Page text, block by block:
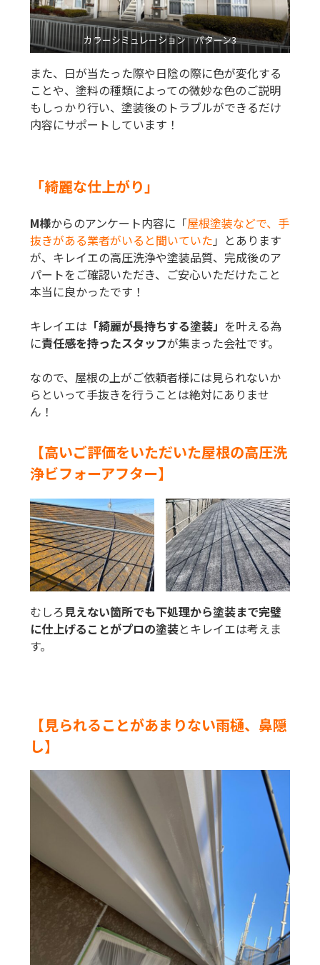
カラーシミュレーション パターン3
また、日が当たった際や日陰の際に色が変化する
ことや、塗料の種類によっての微妙な色のご説明
もしっかり行い、塗装後のトラブルができるだけ
内容にサポートしています！
「綺麗な仕上がり 」
M様からのアンケート内容に「屋根塗装などで、手
抜きがある業者がいると聞いていた 」とあります
が、キレイエの高圧洗浄や塗装品質、完成後のア
パートをご確認いただき、ご安心いただけたこと
本当に良かったです！
キレイエは 「綺麗が長持ちする塗装」 を叶える為
に責任感を持ったスタッフが集まった会社です。
なので、屋根の上がご依頼者様には見られないか
らといって手抜きを行うことは絶対にありませ
ん！
【高いご評価をいただいた屋根の高圧洗
浄ビフォーアフター】
むしろ見えない箇所でも下処理から塗装まで完璧
に仕上げることがプロの塗装とキレイエは考えま
す。
【見られることがあまりない雨樋、鼻隠
し】